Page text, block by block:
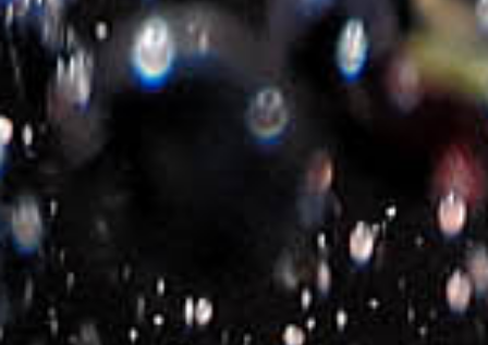
2020-2026- Michalakis Estate
All Rights Reserved